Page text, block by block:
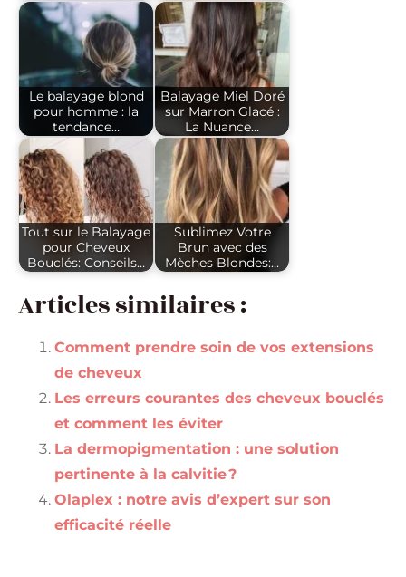
Le balayage blond
pour homme : la
tendance…
Balayage Miel Doré
sur Marron Glacé :
La Nuance…
Tout sur le Balayage
pour Cheveux
Bouclés: Conseils…
Sublimez Votre
Brun avec des
Mèches Blondes:…
Articles similaires :
Comment prendre soin de vos extensions
de cheveux
Les erreurs courantes des cheveux bouclés
et comment les éviter
La dermopigmentation : une solution
pertinente à la calvitie ?
Olaplex : notre avis d’expert sur son
efficacité réelle